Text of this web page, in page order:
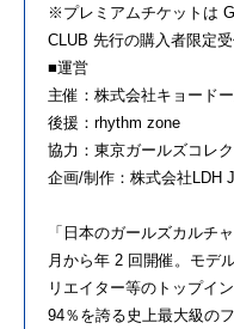
※プレミアムチケットは
CLUB 先行の購入者限定受
■運営
主催：株式会社キョード
後援：rhythm zone
協力：東京ガールズコレ
企画/制作：株式会社LDH
「日本のガールズカルチ
月から年 2 回開催。モデ
リエイター等のトップイ
94％を誇る史上最大級の